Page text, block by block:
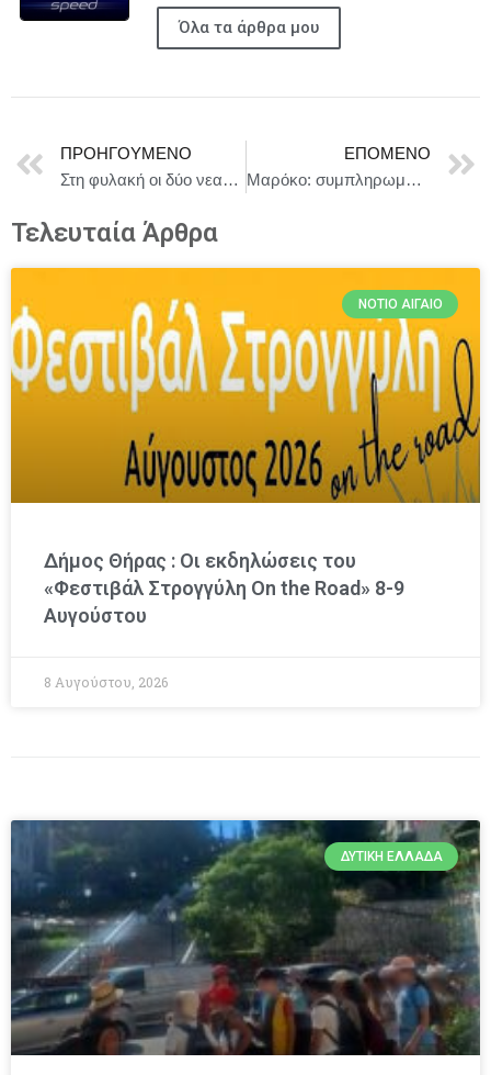
Όλα τα άρθρα μου
ΠΡΟΗΓΟΎΜΕΝΟ
Στη φυλακή οι δύο νεαροί που φέρονται να εμπλέκονται στην πυρκαγιά στο Γηροκομειό της Πάτρας.
ΕΠΌΜΕΝΟ
Μαρόκο: συμπληρωματική αποστολή ανθρωπιστικής βοήθειας στη Γάζα
Τελευταία Άρθρα
ΝΌΤΙΟ ΑΙΓΑΊΟ
Δήμος Θήρας : Οι εκδηλώσεις του
«Φεστιβάλ Στρογγύλη On the Road» 8-9
Αυγούστου
8 Αυγούστου, 2026
ΔΥΤΙΚΉ ΕΛΛΆΔΑ